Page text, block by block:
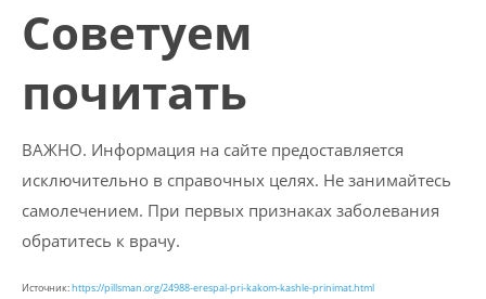
Советуем
почитать
ВАЖНО. Информация на сайте предоставляется
исключительно в справочных целях. Не занимайтесь
самолечением. При первых признаках заболевания
обратитесь к врачу.
Источник: https://pillsman.org/24988-erespal-pri-kakom-kashle-prinimat.html